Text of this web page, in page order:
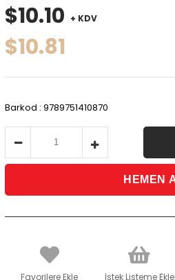
$10.10 + KDV
$10.81
Barkod : 9789751410870
Favorilere Ekle İstek Listeme Ekle